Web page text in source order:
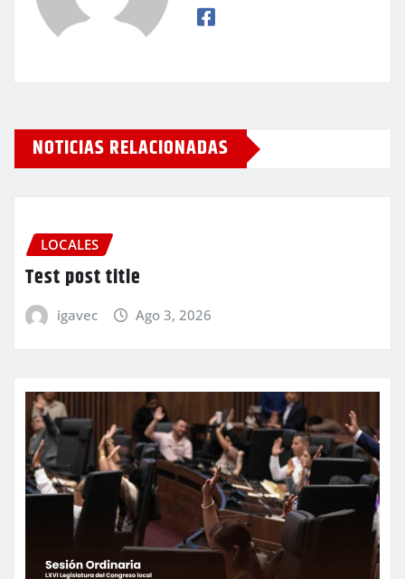
NOTICIAS RELACIONADAS
LOCALES
Test post title
igavec Ago 3, 2026